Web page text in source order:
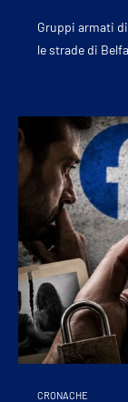
Gruppi armati
le strade di
CRONACHE